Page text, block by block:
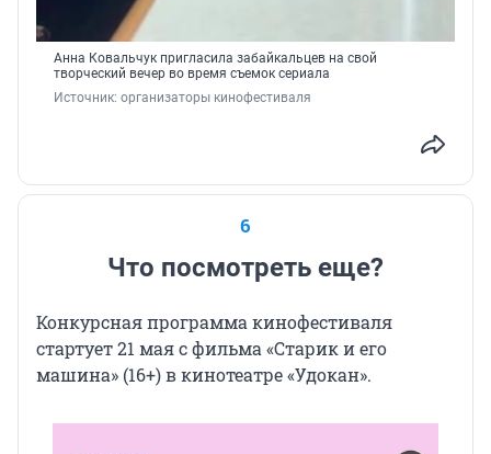
Анна Ковальчук пригласила забайкальцев на свой
творческий вечер во время съемок сериала
Источник: организаторы кинофестиваля
6
Что посмотреть еще?
Конкурсная программа кинофестиваля
стартует 21 мая с фильма «Старик и его
машина» (16+) в кинотеатре «Удокан».